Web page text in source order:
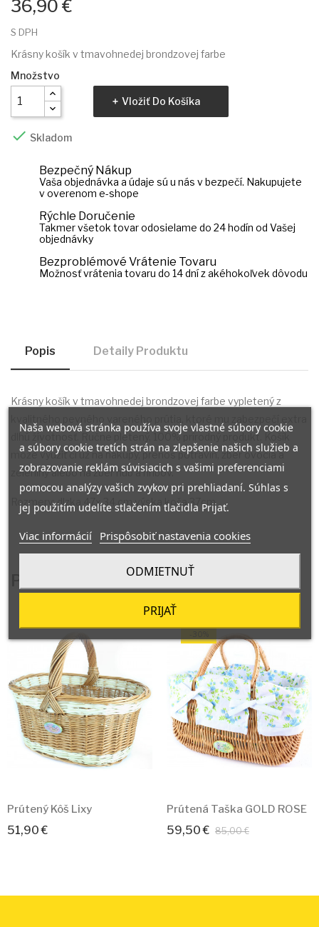
36,90 €
S DPH
Krásny košík v tmavohnedej brondzovej farbe
Množstvo
Vložiť Do Košíka
 Skladom
Bezpečný Nákup
Vaša objednávka a údaje sú u nás v bezpečí. Nakupujete
v overenom e-shope
Rýchle Doručenie
Takmer všetok tovar odosielame do 24 hodín od Vašej
objednávky
Bezproblémové Vrátenie Tovaru
Možnosť vrátenia tovaru do 14 dní z akéhokoľvek dôvodu
Popis Detaily Produktu
Krásny košík v tmavohnedej brondzovej farbe vypletený z
dlhú životnosť. Ručne pletený, 100% prírodný produkt. Košík
môže využiť či už na nákupy, prenos potravín, zber ovocia a
zeleniny alebo na zber húb a hríbov.
Rozmery: dlzka 47x 34 cm výska koša 37cm
Produkty V Rovnakej Kategórii: 16
Prútený Kôš Lixy
51,90 €
Prútená Taška GOLD ROSE
59,50 € 85,00 €
Naša webová stránka používa svoje vlastné súbory cookie
a súbory cookie tretích strán na zlepšenie našich služieb a
zobrazovanie reklám súvisiacich s vašimi preferenciami
pomocou analýzy vašich zvykov pri prehliadaní. Súhlas s
jej použitím udelíte stlačením tlačidla Prijať.
Viac informácií Prispôsobiť nastavenia cookies
ODMIETNUŤ
PRIJAŤ